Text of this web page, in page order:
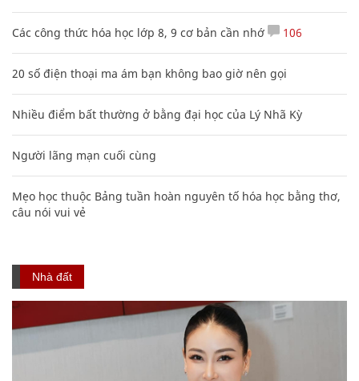
Các công thức hóa học lớp 8, 9 cơ bản cần nhớ 106
20 số điện thoại ma ám bạn không bao giờ nên gọi
Nhiều điểm bất thường ở bằng đại học của Lý Nhã Kỳ
Người lãng mạn cuối cùng
Mẹo học thuộc Bảng tuần hoàn nguyên tố hóa học bằng thơ,
câu nói vui vẻ
Nhà đất